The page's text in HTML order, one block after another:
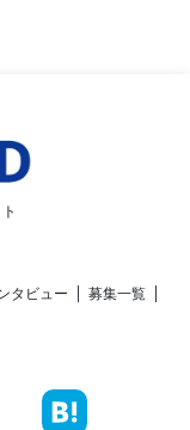
タビュー
募集一覧